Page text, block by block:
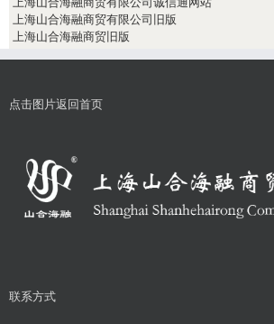
上海山合海融商贸有限公司旧版
上海山合海融商贸旧版
点击图片返回首页
联系方式